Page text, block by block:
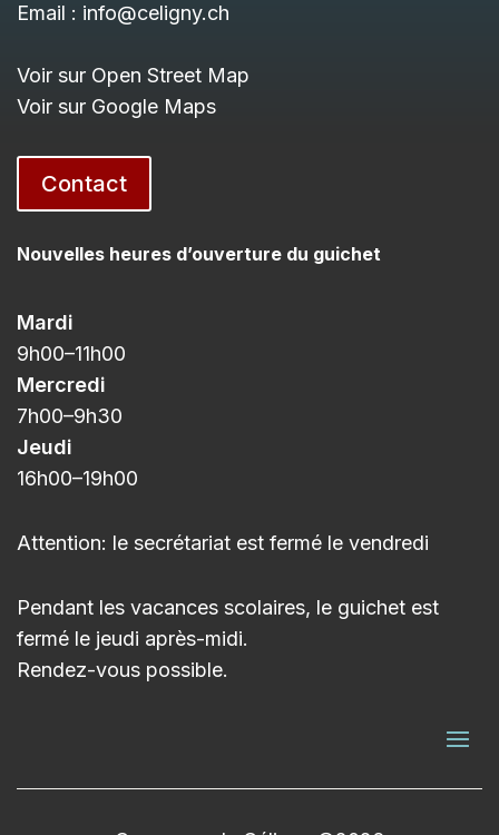
Email : info@celigny.ch
Voir sur Open Street Map
Voir sur Google Maps
Contact
Nouvelles heures d’ouverture du guichet
Mardi
9h00–11h00
Mercredi
7h00–9h30
Jeudi
16h00–19h00
Attention: le secrétariat est fermé le vendredi
Pendant les vacances scolaires, le guichet est
fermé le jeudi après-midi.
Rendez-vous possible.